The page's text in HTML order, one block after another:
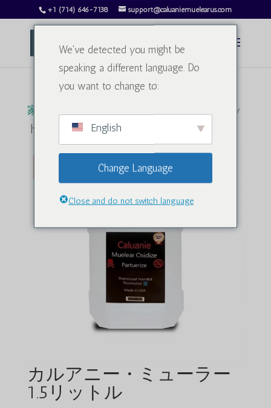
+1 (714) 646-7138 support@caluaniemuelearus.com
家
/ カルアニー・ミューラー 1.5リッ
トル
カルアニー・ミューラー
1.5リットル
We've detected you might be
speaking a different language. Do
you want to change to:
English
Change Language
Close and do not switch language